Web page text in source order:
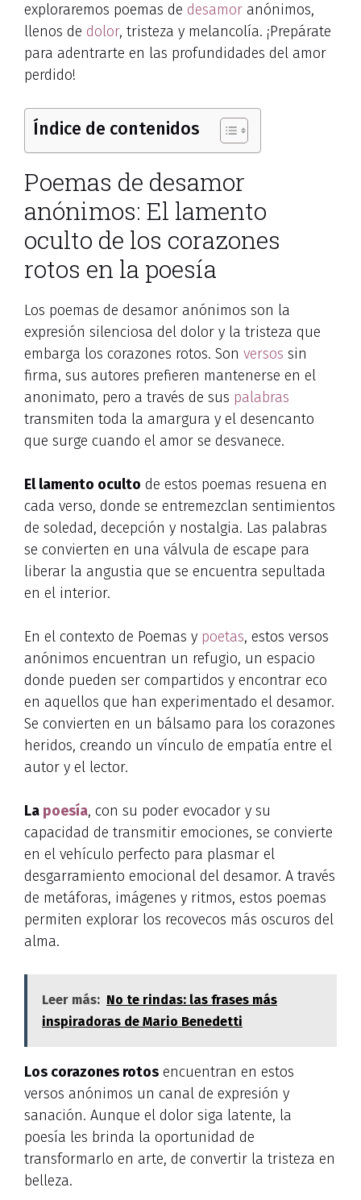
exploraremos poemas de desamor anónimos,
llenos de dolor, tristeza y melancolía. ¡Prepárate
para adentrarte en las profundidades del amor
perdido!
Índice de contenidos
Poemas de desamor
anónimos: El lamento
oculto de los corazones
rotos en la poesía
Los poemas de desamor anónimos son la
expresión silenciosa del dolor y la tristeza que
embarga los corazones rotos. Son versos sin
firma, sus autores prefieren mantenerse en el
anonimato, pero a través de sus palabras
transmiten toda la amargura y el desencanto
que surge cuando el amor se desvanece.
El lamento oculto de estos poemas resuena en
cada verso, donde se entremezclan sentimientos
de soledad, decepción y nostalgia. Las palabras
se convierten en una válvula de escape para
liberar la angustia que se encuentra sepultada
en el interior.
En el contexto de Poemas y poetas, estos versos
anónimos encuentran un refugio, un espacio
donde pueden ser compartidos y encontrar eco
en aquellos que han experimentado el desamor.
Se convierten en un bálsamo para los corazones
heridos, creando un vínculo de empatía entre el
autor y el lector.
La poesía, con su poder evocador y su
capacidad de transmitir emociones, se convierte
en el vehículo perfecto para plasmar el
desgarramiento emocional del desamor. A través
de metáforas, imágenes y ritmos, estos poemas
permiten explorar los recovecos más oscuros del
alma.
Leer más: No te rindas: las frases más
inspiradoras de Mario Benedetti
Los corazones rotos encuentran en estos
versos anónimos un canal de expresión y
sanación. Aunque el dolor siga latente, la
poesía les brinda la oportunidad de
transformarlo en arte, de convertir la tristeza en
belleza.